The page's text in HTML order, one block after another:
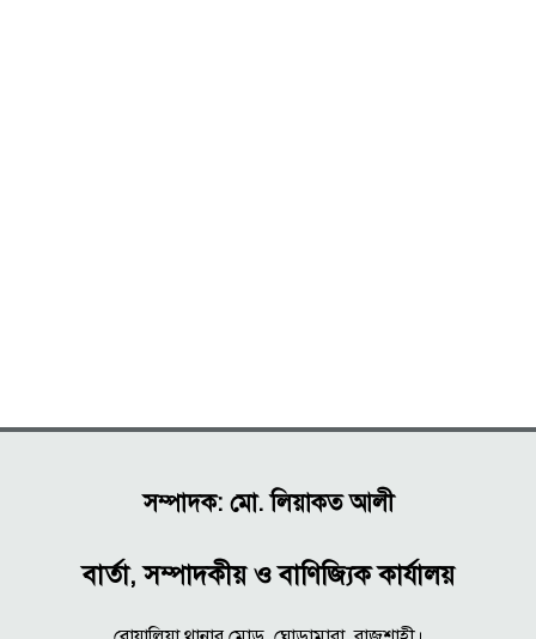
সম্পাদক: মো. লিয়াকত আলী
বার্তা, সম্পাদকীয় ও বাণিজ্যিক কার্যালয়